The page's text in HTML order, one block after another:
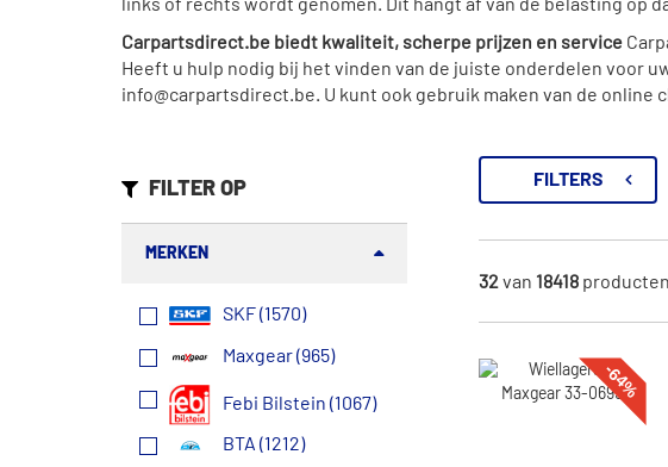
links of rechts wordt genomen. Dit hangt af van de belasting op
Carpartsdirect.be biedt kwaliteit, scherpe prijzen en service
Heeft u hulp nodig bij het vinden van de juiste onderdelen voor
info@carpartsdirect.be. U kunt ook gebruik maken van de online
FILTER OP
MERKEN
SKF (1570)
Maxgear (965)
Febi Bilstein (1067)
BTA (1212)
FILTERS
32van 18418 producten
-64%